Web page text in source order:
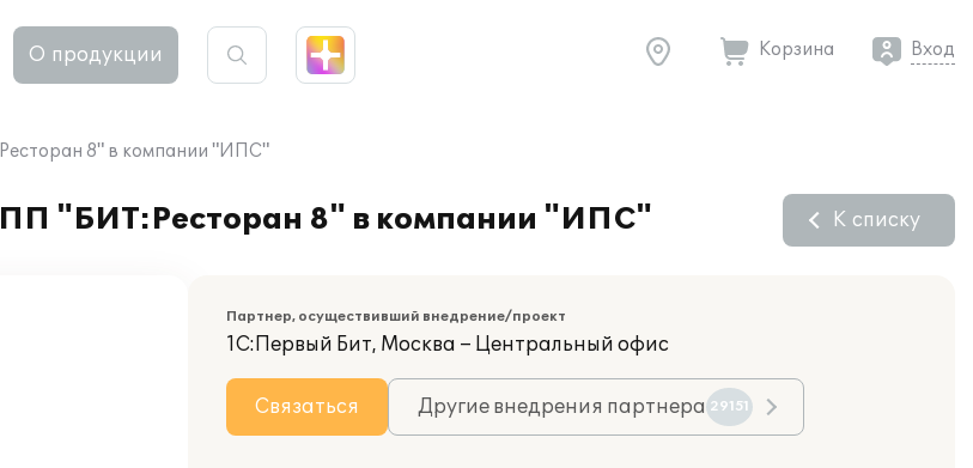
О продукции Корзина Вход
8" в компании "ИПС"
ПП "БИТ:Ресторан 8" в компании "ИПС" К списку
Партнер, осуществивший внедрение/проект
1С:Первый Бит, Москва – Центральный офис
Связаться Другие внедрения партнера 29151